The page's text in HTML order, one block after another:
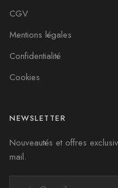
CGV
Mentions légales
Confidentialité
Cookies
NEWSLETTER
Nouveautés et offres
mail.